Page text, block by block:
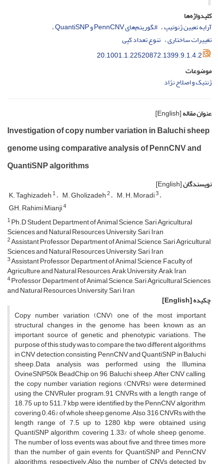
کلیدواژه‌ها
آرایه تعیین ژنوتیپ الگوریتم‌های PennCNV و QuantiSNP
تغییرات ساختاری تنوع تعداد کپی
20.1001.1.22520872.1399.9.1.4.2
موضوعات
ژنتیک و اصلاح نژاد
عنوان مقاله[English]
Investigation of copy number variation in Baluchi sheep
genome using comparative analysis of PennCNV and
QuantiSNP algorithms
نویسندگان[English]
K. Taghizadeh1 M. Gholizadeh2 M. H. Moradi3
GH. Rahimi Mianji4
1Ph.D Student, Department of Animal Science, Sari Agricultural
Sciences and Natural Resources University, Sari, Iran
2Assistant Professor, Department of Animal Science, Sari Agricultural
Sciences and Natural Resources University, Sari, Iran
3Assistant Professor, Department of Animal Science, Faculty of
Agriculture and Natural Resources, Arak University, Arak, Iran
4Professor, Department of Animal Science, Sari Agricultural Sciences
and Natural Resources University, Sari, Iran
چکیده[English]
Copy number variation (CNV), one of the most important
structural changes in the genome, has been known as an
important source of genetic and phenotypic variations. The
purpose of this study was to compare the two different algorithms
in CNV detection consisting PennCNV and QuantiSNP in Baluchi
sheep.Data analysis was performed using the Illumina
OvineSNP50k BeadChip on 96 Baluchi sheep.After CNV calling,
the copy number variation regions (CNVRs) were determined
using the CNVRuler program.91 CNVRs with a length range of
18.75 up to 511.7kbp were identified by the PennCNV algorithm,
covering 0.46% of whole sheep genome.Also, 316 CNVRs with the
length range of 7.5 up to 1280 kbp were obtained using
QuantiSNP algorithm, covering 1.33% of whole sheep genome.
The number of loss events was about five and three times more
than the number of gain events for QuantiSNP and PennCNV